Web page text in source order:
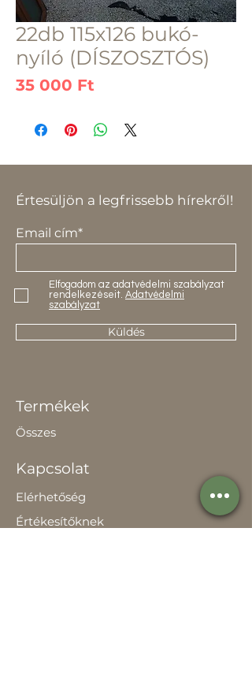
22db 115x126 bukó-
nyíló (DÍSZOSZTÓS)
35 000 Ft
Értesüljön a legfrissebb hírekről!
Email cím*
Elfogadom az adatvédelmi szabályzat
rendelkezéseit. Adatvédelmi
szabályzat
Küldés
Termékek
Összes
Kapcsolat
Elérhetőség
Értékesítőknek